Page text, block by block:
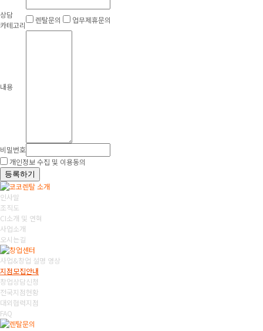
상담
카테고리
렌탈문의 업무제휴문의
내용
비밀번호
개인정보 수집 및 이용동의
등록하기
인사말
조직도
CI소개 및 연혁
사업소개
오시는길
사업&창업 설명 영상
지점모집안내
창업상담신청
전국지점현황
대외협력지점
FAQ